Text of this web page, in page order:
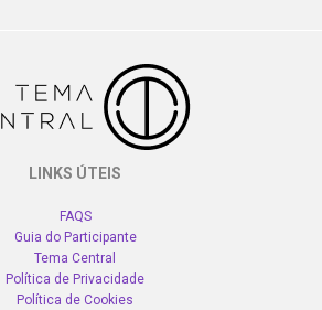
LINKS ÚTEIS
FAQS
Guia do Participante
Tema Central
Política de Privacidade
Política de Cookies